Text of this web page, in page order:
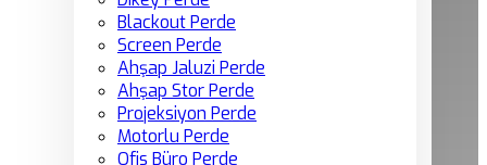
Blackout Perde
Screen Perde
Ahşap Jaluzi Perde
Ahşap Stor Perde
Projeksiyon Perde
Motorlu Perde
Ofis Büro Perde